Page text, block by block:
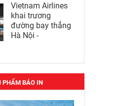
Vietnam Airlines
khai trương
đường bay thẳng
Hà Nội -
PHẨM BÁO IN